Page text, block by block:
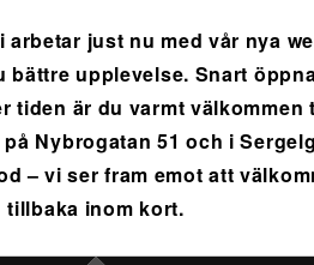
arbetar just nu med vår nya
bättre upplevelse. Snart
tiden är du varmt välkommen
Nybrogatan 51 och i
– vi ser fram emot att
tillbaka inom kort.